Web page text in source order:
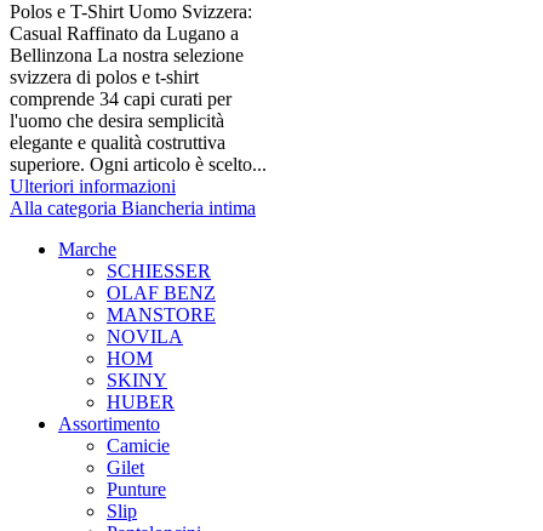
Polos e T-Shirt Uomo Svizzera:
Casual Raffinato da Lugano a
Bellinzona La nostra selezione
svizzera di polos e t-shirt
comprende 34 capi curati per
l'uomo che desira semplicità
elegante e qualità costruttiva
superiore. Ogni articolo è scelto...
Ulteriori informazioni
Alla categoria Biancheria intima
Marche
SCHIESSER
OLAF BENZ
MANSTORE
NOVILA
HOM
SKINY
HUBER
Assortimento
Camicie
Gilet
Punture
Slip